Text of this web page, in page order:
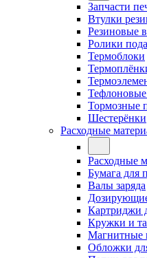
Запчасти
Втулки
Резиновые
Ролики
Термоблоки
Тормозные
Шестерёнки
Расходные
Расходные
Бумага для
Валы заряда
Картриджи
Кружки и
Магнитные
Обложки